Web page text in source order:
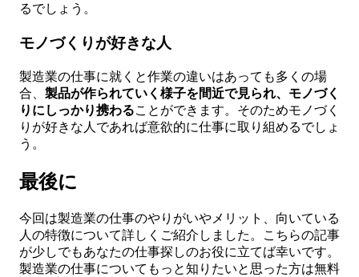
るでしょう。
モノづくりが好きな人
製造業の仕事に就くと作業の違いはあっても多くの場
合、 製品が作られていく様子を間近で見られ、モノづく
りにしっかり携わることができます。そのためモノづく
りが好きな人であれば意欲的に仕事に取り組めるでしょ
う。
最後に
今回は製造業の仕事のやりがいやメリット、向いている
人の特徴について詳しくご紹介しました。こちらの記事
が少しでもあなたの仕事探しのお役に立てば幸いです。
製造業の仕事についてもっと知りたいと思った方は無料